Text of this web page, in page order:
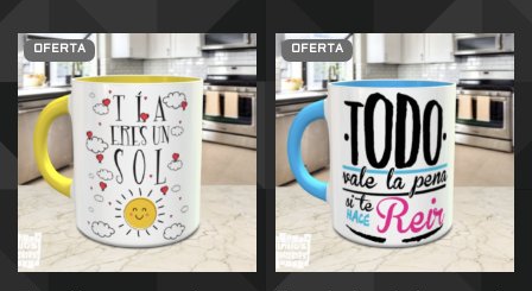
OFERTA OFERTA